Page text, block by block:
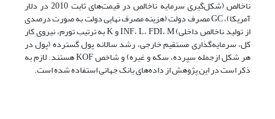
ناخالص (شکل‌گیری سرمایه ناخالص در قیمت‌های ثابت 2010 در دلار
آمریکا)، GC مصرف دولت (هزینه مصرف نهایی دولت به صورت درصدی
از تولید ناخالص داخلی) INF، L، FDI، M و K به ترتیب تورم، نیروی کار
کل، سرمایه‌گذاری مستقیم خارجی، رشد سالانه پول گسترده (پول در
هر شکل ازجمله سپرده، سکه و غیره) و شاخص KOF هستند. لازم به
ذکر است در این پژوهش از داده‌های بانک جهانی استفاده شده است.